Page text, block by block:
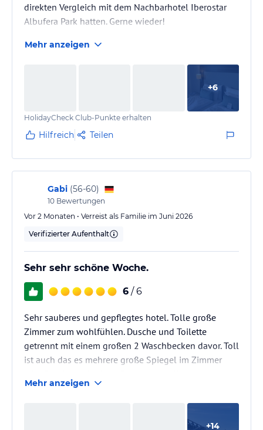
direkten Vergleich mit dem Nachbarhotel Iberostar
Albufera Park hatten. Gerne wieder!
Mehr anzeigen
+6
HolidayCheck Club-Punkte erhalten
Hilfreich Teilen
Gabi (56-60)
10 Bewertungen
Vor 2 Monaten • Verreist als Familie im Juni 2026
Verifizierter Aufenthalt
Sehr sehr schöne Woche.
6 / 6
Sehr sauberes und gepflegtes hotel. Tolle große
Zimmer zum wohlfühlen. Dusche und Toilette
getrennt mit einem großen 2 Waschbecken davor. Toll
ist auch das es mehrere große Spiegel im Zimmer
zusätzlich einen im Schlafzimmer. Hat man auch nicht
Mehr anzeigen
+14